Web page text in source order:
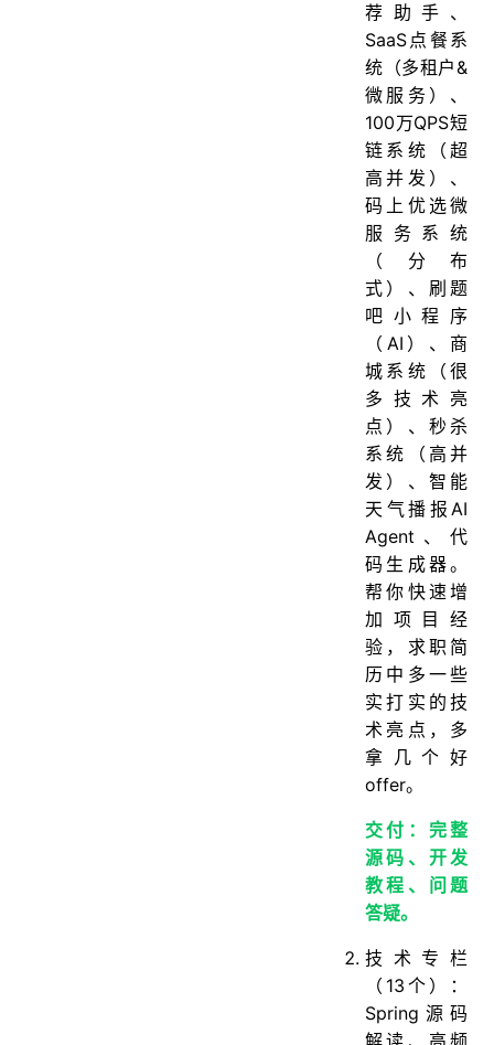
荐助手、
SaaS点餐系
统（多租户&
微服务）、
100万QPS短
链系统（超
高并发）、
码上优选微
服务系统
（分布
式）、刷题
吧小程序
（AI）、商
城系统（很
多技术亮
点）、秒杀
系统（高并
发）、智能
天气播报AI
Agent、代
码生成器。
帮你快速增
加项目经
验，求职简
历中多一些
实打实的技
术亮点，多
拿几个好
offer。
交付：完整
源码、开发
教程、问题
答疑。
技术专栏
（13个）：
Spring源码
解读、高频